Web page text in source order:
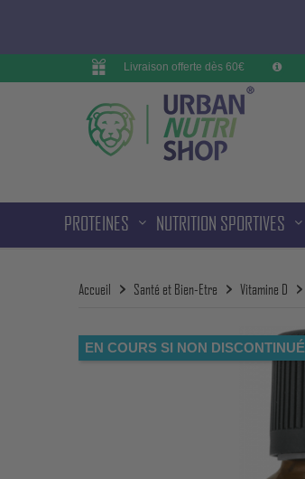
Livraison offerte dès 60€
PROTEINES NUTRITION SPORTIVES
Accueil Santé et Bien-Etre Vitamine D
EN COURS SI NON DISCONTINUÉ